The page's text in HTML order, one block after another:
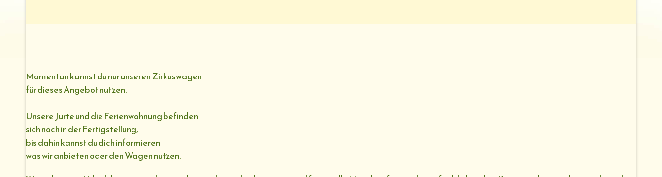
Momentan kannst du nur unseren Zirkuswagen
für dieses Angebot nutzen.
Unsere Jurte und die Ferienwohnung befinden
sich noch in der Fertigstellung,
bis dahin kannst du dich informieren
was wir anbieten oder den Wagen nutzen.